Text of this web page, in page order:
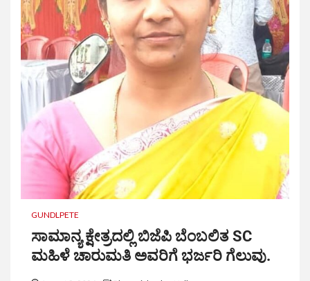
GUNDLPETE
ಸಾಮಾನ್ಯ ಕ್ಷೇತ್ರದಲ್ಲಿ ಬಿಜೆಪಿ ಬೆಂಬಲಿತ SC
ಮಹಿಳೆ ಚಾರುಮತಿ ಅವರಿಗೆ ಭರ್ಜರಿ ಗೆಲುವು.